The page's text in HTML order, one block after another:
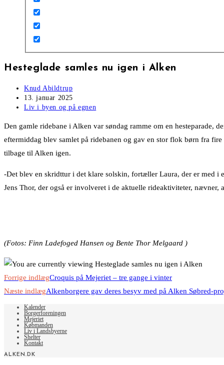
Hesteglade samles nu igen i Alken
Post
author:
Knud Abildtrup
Post
published:
13. januar 2025
Post
Liv i byen og på egnen
Den gamle ridebane i Alken var søndag ramme om en hesteparade,
eftermiddag blev samlet på ridebanen og gav en stor flok børn fra
tilbage til Alken igen.
-Det blev en skridttur i det klare solskin, fortæller Laura, der er med i
Jens Thor, der også er involveret i de aktuelle rideaktiviteter,
(Fotos: Finn Ladefoged Hansen og Bente Thor Melgaard )
Read
more
articles
Forrige indlægCroquis på Mejeriet – tre gange i vinter
Næste indlægAlkenborgere gav deres besyv med på Alken Søbred-
Kalender
Borgerforeningen
Mejeriet
Købmanden
Liv i Landsbyerne
Shelter
Kontakt
ALKEN.DK